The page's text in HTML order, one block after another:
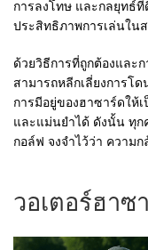
การลงโทษ และกลยุทธ์ที่
ประสิทธิภาพการเล่นใน
ด้วยวิธีการที่ถูกต้องและก
สามารถหลีกเลี่ยงการโ
การมีอยู่ของฮาซาร์ดให้
และแม่นยำได้ ดังนั้น ทุ
กอล์ฟ จงจำไว้ว่า ความ
วอเตอร์ฮา